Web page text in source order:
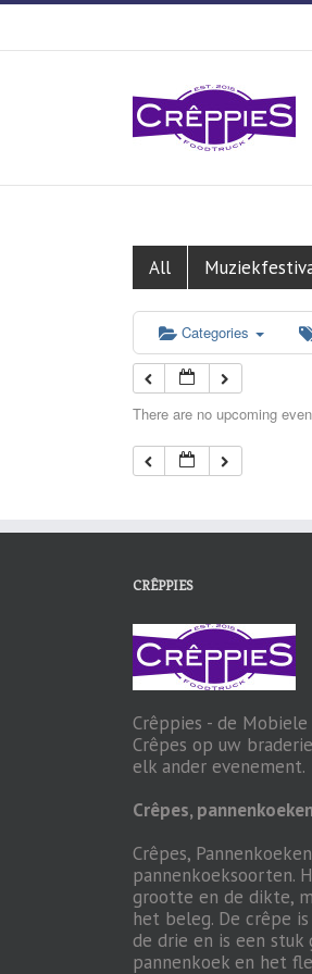
All
Categories
There are no upcoming
CRÊPPIES
Crêppies - de
Crêpes op uw
elk ander evenement.
Crêpes,
Crêpes,
pannenkoeksoorten.
grootte en de dikte,
het beleg. De crêpe
de drie en is een
pannenkoek en het